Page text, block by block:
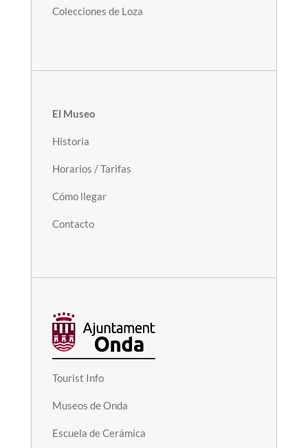
Colecciones de Loza
El Museo
Historia
Horarios / Tarifas
Cómo llegar
Contacto
Tourist Info
Museos de Onda
Escuela de Cerámica